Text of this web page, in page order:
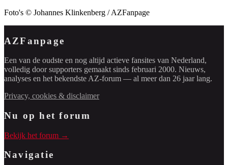
Foto's © Johannes Klinkenberg / AZFanpage
AZFanpage
Een van de oudste en nog altijd actieve fansites van Nederland,
volledig door supporters gemaakt sinds februari 2000. Nieuws,
analyses en het bekendste AZ-forum — al meer dan 26 jaar lang.
Privacy, cookies & disclaimer
Nu op het forum
Bekijk het forum →
Navigatie